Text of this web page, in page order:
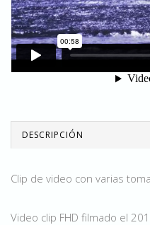
DESCRIPCIÓN
Clip de video con varias
Video clip FHD filmado el